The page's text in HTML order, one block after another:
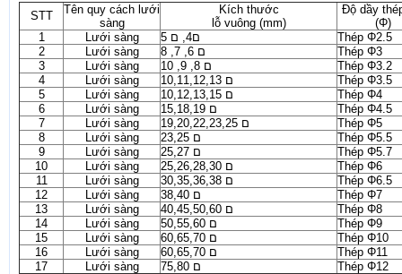
STT
Tên quy cách lưới
sàng
Kích thước
lỗ vuông (mm)
Độ dầy
(Φ)
1
Lưới sàng ם4, ם 5
Thép Φ2.5
2
Lưới sàng ם 6, 7, 8
Thép Φ3
3
Lưới sàng ם 8, 9, 10
Thép Φ3.2
4
Lưới sàng ם 10,11,12,13
Thép Φ3.5
5
Lưới sàng ם 10,12,13,15
Thép Φ4
6
Lưới sàng ם 15,18,19
Thép Φ4.5
7
Lưới sàng ם 19,20,22,23,25
Thép Φ5
8
Lưới sàng ם 23,25
Thép Φ5.5
9
Lưới sàng ם 25,27
Thép Φ5.7
10
Lưới sàng ם 25,26,28,30
Thép Φ6
11
Lưới sàng ם 30,35,36,38
Thép Φ6.5
12
Lưới sàng ם 38,40
Thép Φ7
13
Lưới sàng ם 40,45,50,60
Thép Φ8
14
Lưới sàng ם 50,55,60
Thép Φ9
15
Lưới sàng ם 60,65,70
Thép Φ10
16
Lưới sàng ם 60,65,70
Thép Φ11
17
Lưới sàng ם 75,80 Thép Φ12